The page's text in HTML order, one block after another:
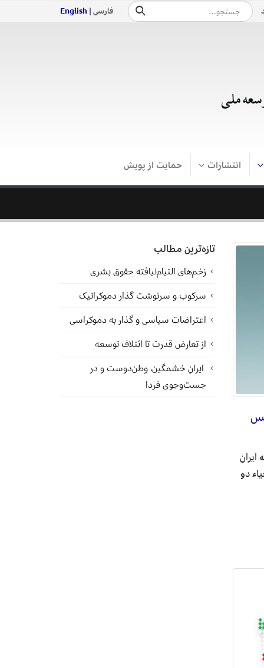
فارسی | English
انتشارات حمایت از پویش
ایران
دو
تازه‌ترین مطالب
زخم‌های التیام‌نیافته حقوق بشری
سرکوب و سرنوشت گذار دموکراتیک
اعتراضات سیاسی و گذار به دموکراسی
از تعارض قدرت تا ائتلاف توسعه
ایرانِ خشمگین، وطن‌دوست و در
جست‌وجوی فردا